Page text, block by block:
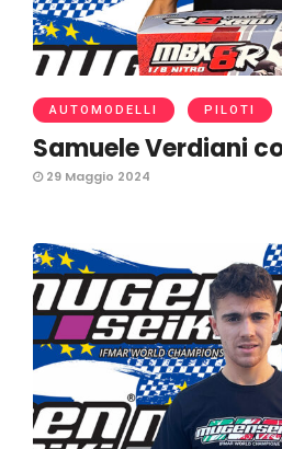
AUTOMODELLI PILOTI
Samuele Verdiani
29 Maggio 2024